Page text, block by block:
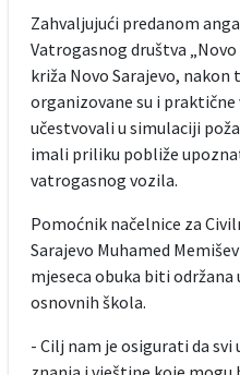
Zahvaljujući predanom
Vatrogasnog društva „Novo
križa Novo Sarajevo,
organizovane su i praktične
učestvovali u simulaciji
imali priliku pobliže
vatrogasnog vozila.
Pomoćnik načelnice za
Sarajevo Muhamed
mjeseca obuka biti održana
osnovnih škola.
- Cilj nam je osigurati da svi